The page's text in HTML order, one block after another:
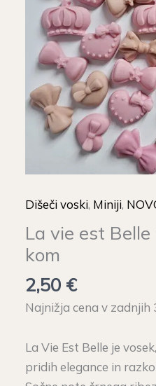
Dišeči voski, Miniji,
La vie est
kom
2,50 €
Najnižja cena v zadnjih
La Vie Est Belle je
pridih elegance in